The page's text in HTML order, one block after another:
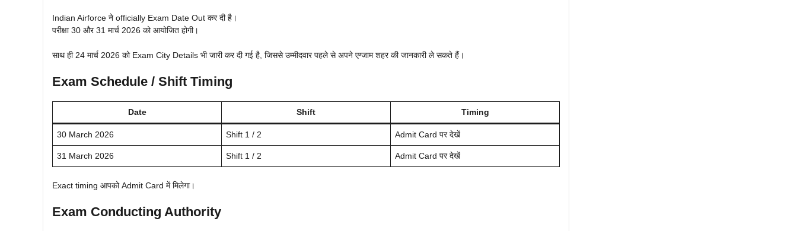
Indian Airforce ने officially Exam Date Out कर दी है।
परीक्षा 30 और 31 मार्च 2026 को आयोजित होगी।
साथ ही 24 मार्च 2026 को Exam City Details भी जारी कर दी गई है, जिससे उम्मीदवार पहले से अपने एग्जाम शहर की जानकारी ले सकते हैं।
Exam Schedule / Shift Timing
Date Shift Timing
30 March 2026 Shift 1 / 2 Admit Card पर देखें
31 March 2026 Shift 1 / 2 Admit Card पर देखें
Exact timing आपको Admit Card में मिलेगा।
Exam Conducting Authority